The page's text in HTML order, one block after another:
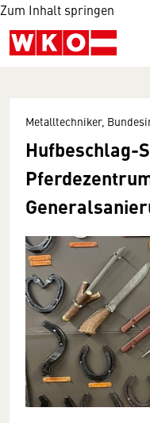
Zum Inhalt springen
Metalltechniker,
Hufbeschlag-